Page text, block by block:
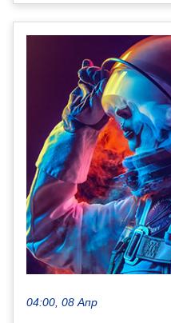
04:00, 08 Апр